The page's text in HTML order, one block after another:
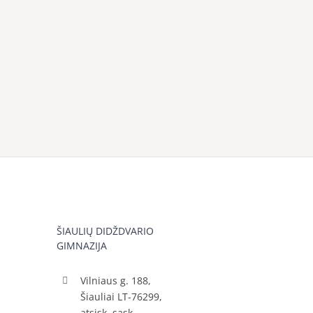
ŠIAULIŲ DIDŽDVARIO
GIMNAZIJA
Vilniaus g. 188,
Šiauliai LT-76299,